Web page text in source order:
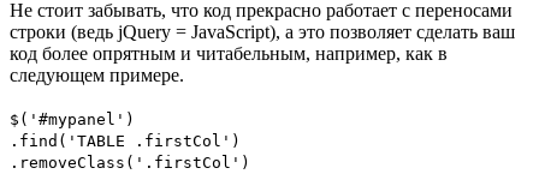
Не стоит забывать, что код прекрасно работает с переносами
строки (ведь jQuery = JavaScript), а это позволяет сделать ваш
код более опрятным и читабельным, например, как в
следующем примере.
$('#mypanel')
.find('TABLE .firstCol')
.removeClass('.firstCol')